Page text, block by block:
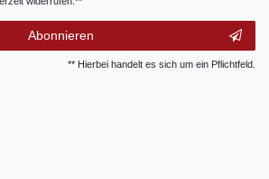
Abonnieren
** Hierbei handelt es sich um ein Pflichtfeld.